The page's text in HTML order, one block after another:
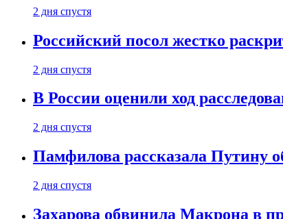
2 дня спустя
Российский посол жестко
2 дня спустя
В России оценили ход
2 дня спустя
Памфилова рассказала Путину
2 дня спустя
Захарова обвинила Макрона в